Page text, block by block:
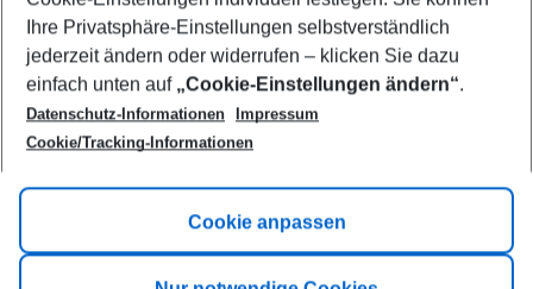
Footer
Footer navigation
Title A
Link A
Ihre Privatsphäre-Einstellungen selbstverständlich
jederzeit ändern oder widerrufen – klicken Sie dazu
einfach unten auf „Cookie-Einstellungen ändern“.
Datenschutz-Informationen
Impressum
Cookie/Tracking-Informationen
Cookie anpassen